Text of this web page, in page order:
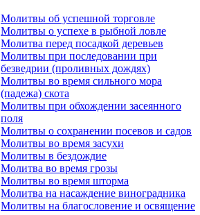
Молитвы об успешной торговле
Молитвы о успехе в рыбной ловле
Молитва перед посадкой деревьев
Молитвы при последовании при
безведрии (проливных дождях)
Молитвы во время сильного мора
(падежа) скота
Молитвы при обхождении засеянного
поля
Молитвы о сохранении посевов и садов
Молитвы во время засухи
Молитвы в бездождие
Молитва во время грозы
Молитвы во время шторма
Молитва на насаждение виноградника
Молитвы на благословение и освящение